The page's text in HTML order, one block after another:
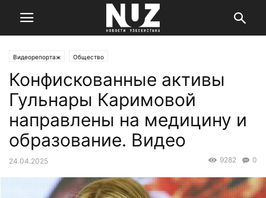
Видеорепортаж Общество
Конфискованные активы
Гульнары Каримовой
направлены на медицину и
образование. Видео
24.04.2025 0
9282